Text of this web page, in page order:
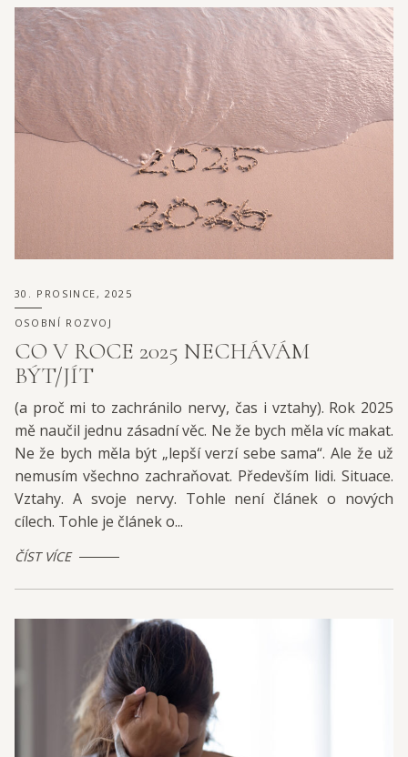
30. PROSINCE, 2025
OSOBNÍ ROZVOJ
CO V ROCE 2025 NECHÁVÁM
BÝT/JÍT
(a proč mi to zachránilo nervy, čas i vztahy). Rok 2025
mě naučil jednu zásadní věc. Ne že bych měla víc makat.
Ne že bych měla být „lepší verzí sebe sama“. Ale že už
nemusím všechno zachraňovat. Především lidi. Situace.
Vztahy. A svoje nervy. Tohle není článek o nových
cílech. Tohle je článek o...
ČÍST VÍCE